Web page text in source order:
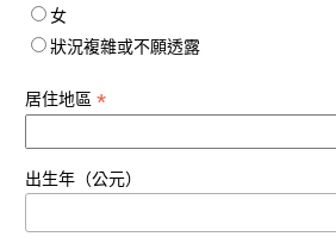
女
狀況複雜或不願透露
居住地區 *
出生年（公元）